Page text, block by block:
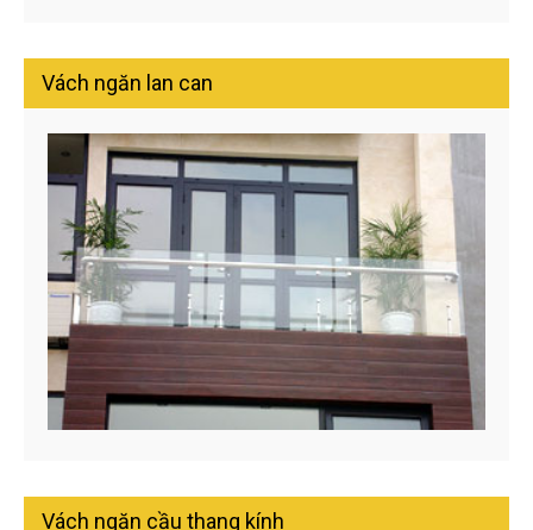
Vách ngăn lan can
Vách ngăn cầu thang kính